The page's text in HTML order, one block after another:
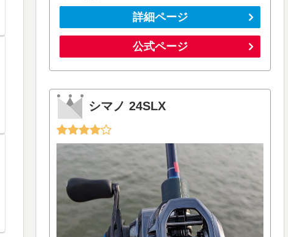
詳細ページ
公式ページ
シマノ 24SLX